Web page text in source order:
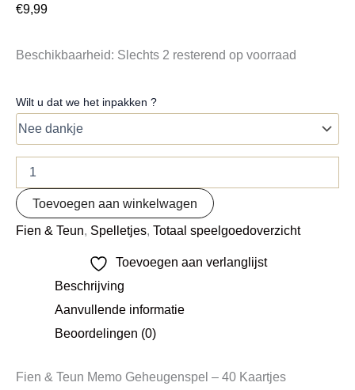
€9,99
Beschikbaarheid: Slechts 2 resterend op voorraad
Wilt u dat we het inpakken ?
Toevoegen aan winkelwagen
Fien & Teun, Spelletjes, Totaal speelgoedoverzicht
Toevoegen aan verlanglijst
Beschrijving
Aanvullende informatie
Beoordelingen (0)
Fien & Teun Memo Geheugenspel – 40 Kaartjes